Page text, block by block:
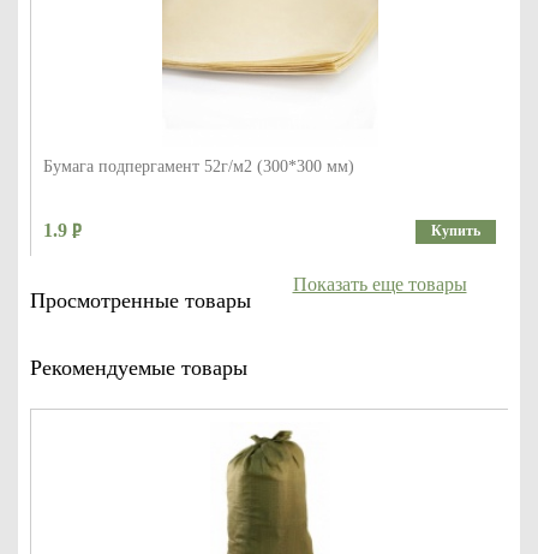
Бумага подпергамент 52г/м2 (300*300 мм)
1.9 Купить
Просмотренные товары
Рекомендуемые товары
Показать еще товары